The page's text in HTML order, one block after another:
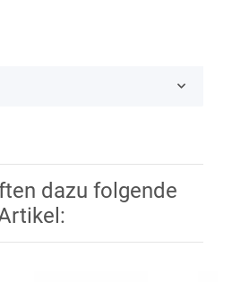
dazu folgende